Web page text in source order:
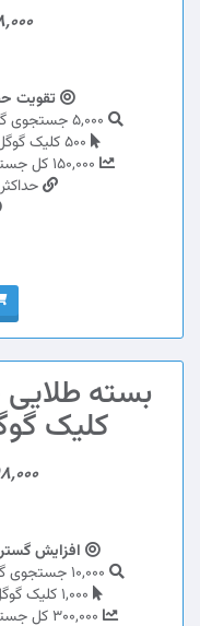
تقویت
حداکثر 1 سایت و 5 عبارت کلیدی
کلیک
افزایش